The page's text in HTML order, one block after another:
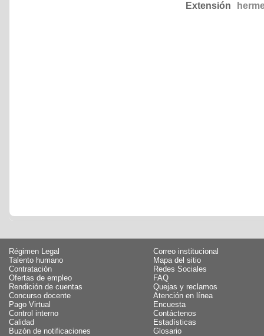
Extensión
Régimen Legal
Talento humano
Contratación
Ofertas de empleo
Rendición de cuentas
Concurso docente
Pago Virtual
Control interno
Calidad
Buzón de notificaciones
Correo institucional
Mapa del sitio
Redes Sociales
FAQ
Quejas y reclamos
Atención en línea
Encuesta
Contáctenos
Estadísticas
Glosario